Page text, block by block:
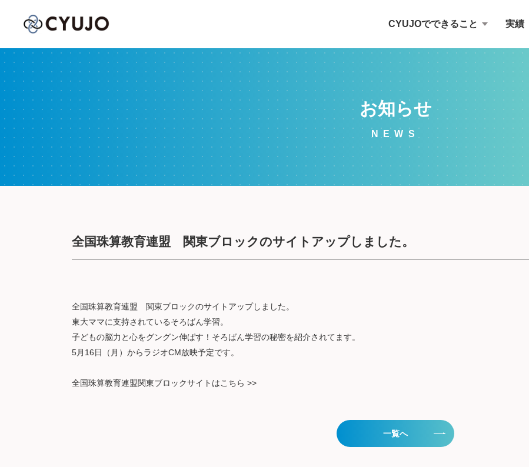
CYUJOでできること 実績
お知らせ
NEWS
全国珠算教育連盟 関東ブロックのサイトアップしました。
全国珠算教育連盟 関東ブロックのサイトアップしました。
東大ママに支持されているそろばん学習。
子どもの脳力と心をグングン伸ばす！そろばん学習の秘密を紹介されてます。
5月16日（月）からラジオCM放映予定です。
全国珠算教育連盟関東ブロックサイトはこちら >>
一覧へ